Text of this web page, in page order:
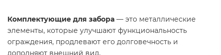
Комплектующие для забора — это металлические
элементы, которые улучшают функциональность
ограждения, продлевают его долговечность и
дополняют внешний вид.